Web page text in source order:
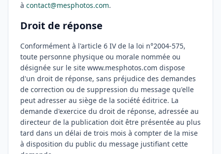
à contact@mesphotos.com.
Droit de réponse
Conformément à l'article 6 IV de la loi n°2004-575,
toute personne physique ou morale nommée ou
désignée sur le site www.mesphotos.com dispose
d'un droit de réponse, sans préjudice des demandes
de correction ou de suppression du message qu'elle
peut adresser au siège de la société éditrice. La
demande d'exercice du droit de réponse, adressée au
directeur de la publication doit être présentée au plus
tard dans un délai de trois mois à compter de la mise
à disposition du public du message justifiant cette